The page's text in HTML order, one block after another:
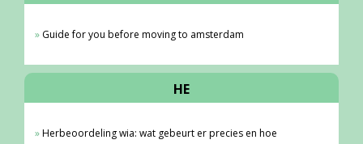
Guide for you before moving to amsterdam
HE
Herbeoordeling wia: wat gebeurt er precies en hoe